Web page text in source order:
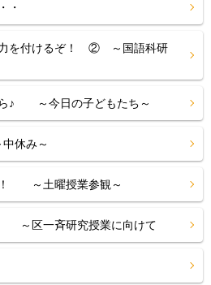
・・
力を付けるぞ！ ② ～国語科研
ら♪ ～今日の子どもたち～
休み～
！ ～土曜授業参観～
～区一斉研究授業に向けて